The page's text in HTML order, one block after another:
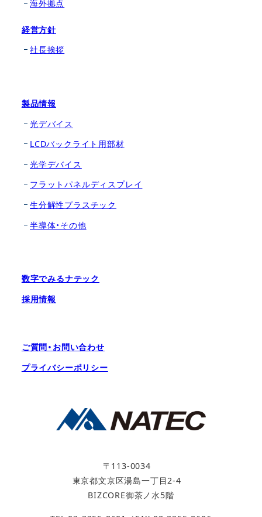
海外拠点
経営方針
社長挨拶
製品情報
光デバイス
LCDバックライト用部材
光学デバイス
フラットパネルディスプレイ
生分解性プラスチック
半導体・その他
数字でみるナテック
採用情報
ご質問・お問い合わせ
プライバシーポリシー
〒113-0034
東京都文京区湯島一丁目2-4
BIZCORE御茶ノ水5階